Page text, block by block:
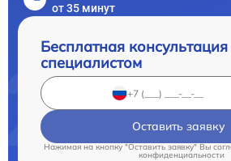
от 35 минут
Бесплатная консультация
специалистом
Оставить заявку
Нажимая на кнопку "Оставить заявку" Вы
конфиденциальности